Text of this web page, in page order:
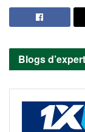
Blogs